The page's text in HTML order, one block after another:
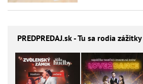
PREDPREDAJ.sk - Tu sa rodia zážitky